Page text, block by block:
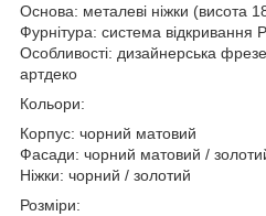
Основа: металеві ніжки (висота
Фурнітура: система відкривання
Особливості: дизайнерська
артдеко
Кольори:
Корпус: чорний матовий
Фасади: чорний матовий /
Ніжки: чорний / золотий
Розміри: